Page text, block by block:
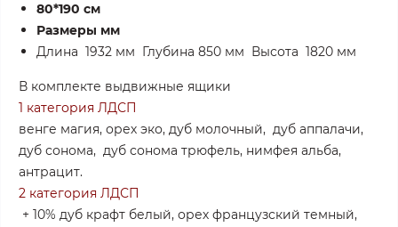
80*190 см
Размеры мм
Длина 1932 мм Глубина 850 мм Высота 1820 мм
В комплекте выдвижные ящики
1 категория ЛДСП
венге магия, орех эко, дуб молочный, дуб аппалачи,
дуб сонома, дуб сонома трюфель, нимфея альба,
антрацит.
2 категория ЛДСП
+ 10% дуб крафт белый, орех французский темный,